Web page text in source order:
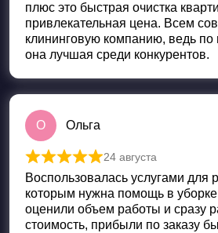
плюс это быстрая очистка
привлекательная цена. Всем
клининговую компанию, ведь
она лучшая среди конкурентов.
О Ольга
Оценка из 5
24 августа
Воспользовалась услугами для
которым нужна помощь в
оценили объем работы и сразу
стоимость, прибыли по заказу